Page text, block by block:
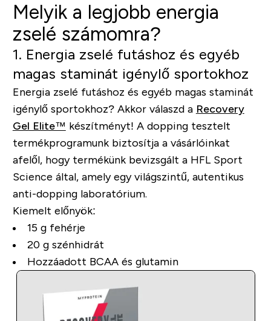
Melyik a legjobb energia
zselé számomra?
1. Energia zselé futáshoz és egyéb
magas staminát igénylő sportokhoz
Energia zselé futáshoz és egyéb magas staminát
igénylő sportokhoz? Akkor válaszd a Recovery
Gel Elite™ készítményt! A dopping tesztelt
termékprogramunk biztosítja a vásárlóinkat
afelől, hogy termékünk bevizsgált a HFL Sport
Science által, amely egy világszintű, autentikus
anti-dopping laboratórium.
Kiemelt előnyök:
15 g fehérje
20 g szénhidrát
Hozzáadott BCAA és glutamin